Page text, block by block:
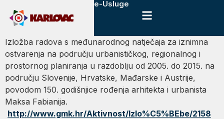
e-Usluge
Izložba radova s međunarodnog natječaja za iznimna
ostvarenja na području urbanističkog, regionalnog i
prostornog planiranja u razdoblju od 2005. do 2015. na
području Slovenije, Hrvatske, Mađarske i Austrije,
povodom 150. godišnjice rođenja arhitekta i urbanista
Maksa Fabianija.
http://www.gmk.hr/Aktivnost/Izlo%C5%BEbe/2158